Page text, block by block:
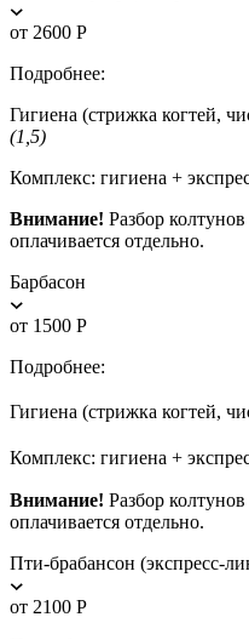
от 2600 Р
Подробнее:
Гигиена (стрижка когтей,
(1,5)
Комплекс: гигиена +
Внимание! Разбор
оплачивается отдельно.
Барбасон
от 1500 Р
Подробнее:
Гигиена (стрижка когтей,
Комплекс: гигиена +
Внимание! Разбор
оплачивается отдельно.
Пти-брабансон (экспресс-
от 2100 Р